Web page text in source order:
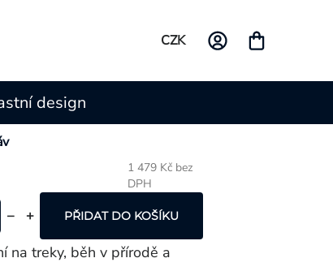
CZK
design
1 479 Kč bez
DPH
PŘIDAT DO KOŠÍKU
na treky, běh v přírodě a